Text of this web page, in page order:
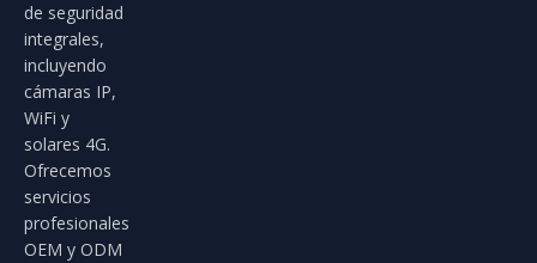
de seguridad
integrales,
incluyendo
cámaras IP,
WiFi y
solares 4G.
Ofrecemos
servicios
profesionales
OEM y ODM